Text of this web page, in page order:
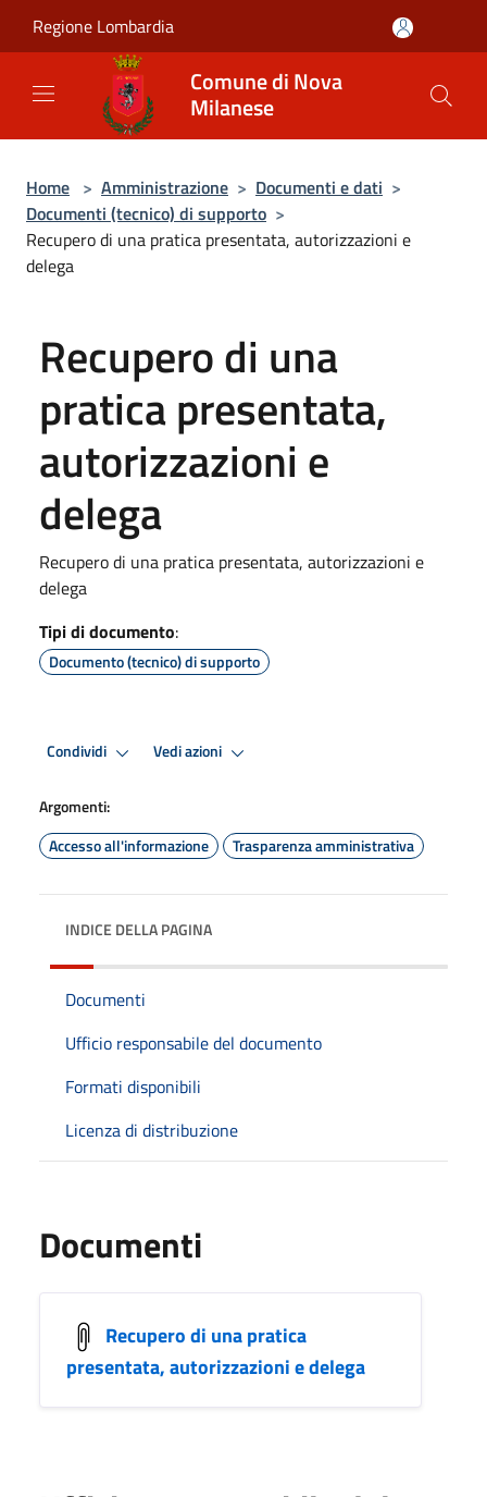
Regione Lombardia
Comune di Nova
Milanese
Home > Amministrazione > Documenti e dati >
Documenti (tecnico) di supporto >
Recupero di una pratica presentata, autorizzazioni e
delega
Recupero di una
pratica presentata,
autorizzazioni e
delega
Recupero di una pratica presentata, autorizzazioni e
delega
Tipi di documento:
Documento (tecnico) di supporto
Condividi Vedi azioni
Argomenti:
Accesso all'informazione
Trasparenza amministrativa
INDICE DELLA PAGINA
Documenti
Ufficio responsabile del documento
Formati disponibili
Licenza di distribuzione
Documenti
Recupero di una pratica
presentata, autorizzazioni e delega